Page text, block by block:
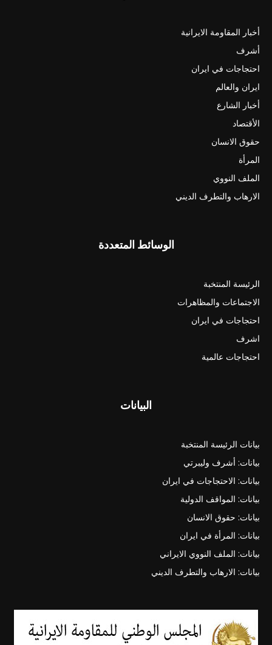
أخبار المقاومة الايرانية
أشرف
احتجاجات في ايران
ايران والعالم
أخبار الشارع
الأقتصاد
حقوق الانسان
المرأة
الملف النووي
الارهاب والتطرف الديني
الوسائط المتعددة
الرئيسة المنتخبة
الاجتماعات والمظاهرات
احتجاجات في ايران
اشرف
احتجاجات عالمية
البيانات
بيانات الرئيسة المنتخبة
بيانات: أشرف وليبرتي
بيانات: الاحتجاجات في ايران
بيانات: المواقف الدولية
بيانات: حقوق الانسان
بيانات: المرأة في ايران
بيانات: الملف النووي الايراني
بيانات: الارهاب والتطرف الديني